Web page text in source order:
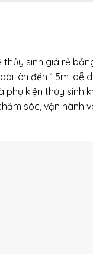
sinh giá rẻ
lên đến 1.5m, dễ
phụ kiện thủy sinh
sóc, vận hành